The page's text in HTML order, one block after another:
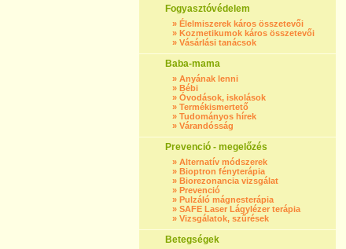
Fogyasztóvédelem
» Élelmiszerek káros összetevői
» Kozmetikumok káros összetevői
» Vásárlási tanácsok
Baba-mama
» Anyának lenni
» Bébi
» Óvodások, iskolások
» Termékismertető
» Tudományos hírek
» Várandósság
Prevenció - megelőzés
» Alternatív módszerek
» Bioptron fényterápia
» Biorezonancia vizsgálat
» Prevenció
» Pulzáló mágnesterápia
» SAFE Laser Lágylézer terápia
» Vizsgálatok, szűrések
Betegségek